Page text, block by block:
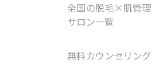
全国の脱毛×肌管理
サロン一覧
無料カウンセリング